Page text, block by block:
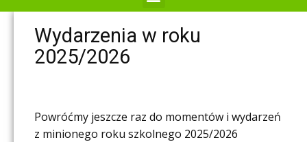
Wydarzenia w roku
2025/2026
Powróćmy jeszcze raz do momentów i wydarzeń
z minionego roku szkolnego 2025/2026